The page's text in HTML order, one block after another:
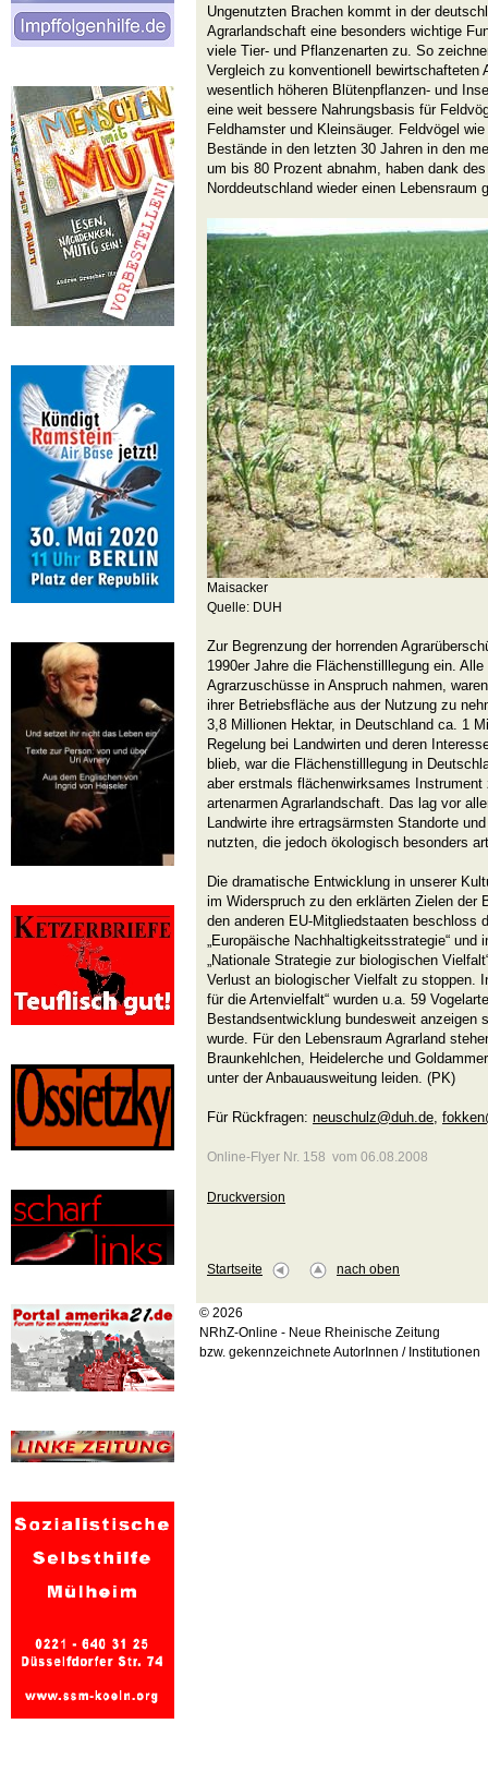
Ungenutzten Brachen kommt in der
Agrarlandschaft eine besonders wichtige
viele Tier- und Pflanzenarten zu. So
Vergleich zu konventionell bewirtschafteten
wesentlich höheren Blütenpflanzen- und
eine weit bessere Nahrungsbasis für
Feldhamster und Kleinsäuger. Feldvögel
Bestände in den letzten 30 Jahren in den
um bis 80 Prozent abnahm, haben dank
Norddeutschland wieder einen Lebensraum
Maisacker
Quelle: DUH
Zur Begrenzung der horrenden
1990er Jahre die Flächenstilllegung ein.
Agrarzuschüsse in Anspruch nahmen,
ihrer Betriebsfläche aus der Nutzung zu
3,8 Millionen Hektar, in Deutschland ca. 1
Regelung bei Landwirten und deren
blieb, war die Flächenstilllegung in
aber erstmals flächenwirksames Instrument
artenarmen Agrarlandschaft. Das lag vor
Landwirte ihre ertragsärmsten Standorte
nutzten, die jedoch ökologisch besonders
Die dramatische Entwicklung in unserer
im Widerspruch zu den erklärten Zielen der
den anderen EU-Mitgliedstaaten beschloss
„Europäische Nachhaltigkeitsstrategie“ und
„Nationale Strategie zur biologischen
Verlust an biologischer Vielfalt zu stoppen.
für die Artenvielfalt“ wurden u.a. 59
Bestandsentwicklung bundesweit anzeigen
wurde. Für den Lebensraum Agrarland
Braunkehlchen, Heidelerche und
unter der Anbauausweitung leiden. (PK)
Für Rückfragen: neuschulz@duh.de,
Online-Flyer Nr. 158 vom 06.08.2008
Druckversion
Startseite nach oben
© 2026
NRhZ-Online - Neue Rheinische Zeitung
bzw. gekennzeichnete AutorInnen / Institutionen